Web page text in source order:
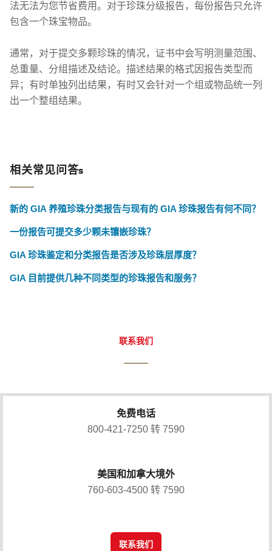
法无法为您节省费用。对于珍珠分级报告，每份报告只允许
包含一个珠宝物品。
通常，对于提交多颗珍珠的情况，证书中会写明测量范围、
总重量、分组描述及结论。描述结果的格式因报告类型而
异；有时单独列出结果，有时又会针对一个组或物品统一列
出一个整组结果。
相关常见问答s
新的 GIA 养殖珍珠分类报告与现有的 GIA 珍珠报告有何不同？
一份报告可提交多少颗未镶嵌珍珠？
GIA 珍珠鉴定和分类报告是否涉及珍珠层厚度？
GIA 目前提供几种不同类型的珍珠报告和服务？
联系我们
免费电话
800-421-7250 转 7590
美国和加拿大境外
760-603-4500 转 7590
联系我们